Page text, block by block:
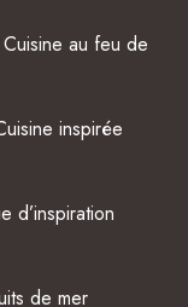
au feu de
inspirée
d’inspiration
de mer